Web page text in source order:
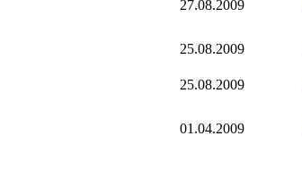
27.08.2009
25.08.2009
25.08.2009
01.04.2009